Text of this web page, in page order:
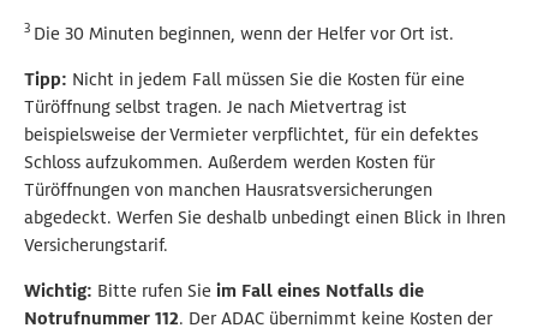
3 Die 30 Minuten beginnen, wenn der Helfer vor Ort ist.
Tipp: Nicht in jedem Fall müssen Sie die Kosten für eine
Türöffnung selbst tragen. Je nach Mietvertrag ist
beispielsweise der Vermieter verpflichtet, für ein defektes
Schloss aufzukommen. Außerdem werden Kosten für
Türöffnungen von manchen Hausratsversicherungen
abgedeckt. Werfen Sie deshalb unbedingt einen Blick in Ihren
Versicherungstarif.
Wichtig: Bitte rufen Sie im Fall eines Notfalls die
Notrufnummer 112. Der ADAC übernimmt keine Kosten der